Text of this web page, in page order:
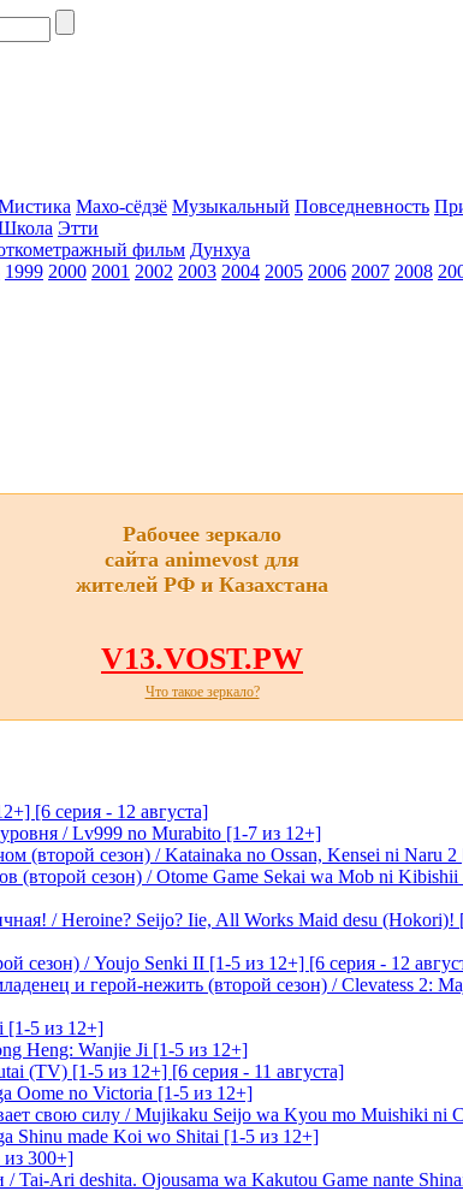
Махо-сёдзё Музыкальный Повседневность
Этти
фильм Дунхуа
1999 2000 2001 2002 2003 2004 2005 2006 2007 2008
Рабочее зеркало
сайта animevost для
жителей РФ и Казахстана
V13.VOST.PW
Что такое зеркало?
[6 серия - 12 августа]
уровня / Lv999 no Murabito [1-7 из 12+]
(второй сезон) / Katainaka no Ossan, Kensei ni Naru
сезон) / Otome Game Sekai wa Mob ni Kibishii
/ Heroine? Seijo? Iie, All Works Maid desu (Hokori)!
сезон) / Youjo Senki II [1-5 из 12+] [6 серия - 12
и герой-нежить (второй сезон) / Clevatess 2:
[1-5 из 12+]
Heng: Wanjie Ji [1-5 из 12+]
(TV) [1-5 из 12+] [6 серия - 11 августа]
Oome no Victoria [1-5 из 12+]
свою силу / Mujikaku Seijo wa Kyou mo Muishiki ni
Shinu made Koi wo Shitai [1-5 из 12+]
из 300+]
Ari deshita. Ojousama wa Kakutou Game nante